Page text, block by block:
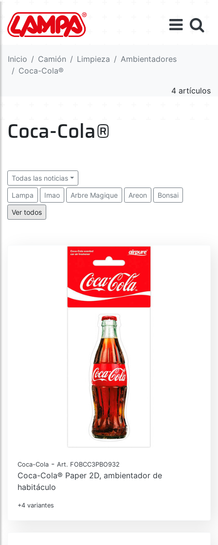
Inicio Camión Limpieza
Ambientadores
Coca-Cola®
4 artículos
Coca-Cola®
Todas las noticias
Lampa Imao Arbre Magique Areon Bonsai
Coca-Cola®
Ver todos
Coca-Cola - Art. FOBCC3PBO932
Coca-Cola® Paper 2D, ambientador de
habitáculo
+4 variantes